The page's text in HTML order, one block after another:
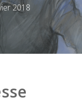
2018